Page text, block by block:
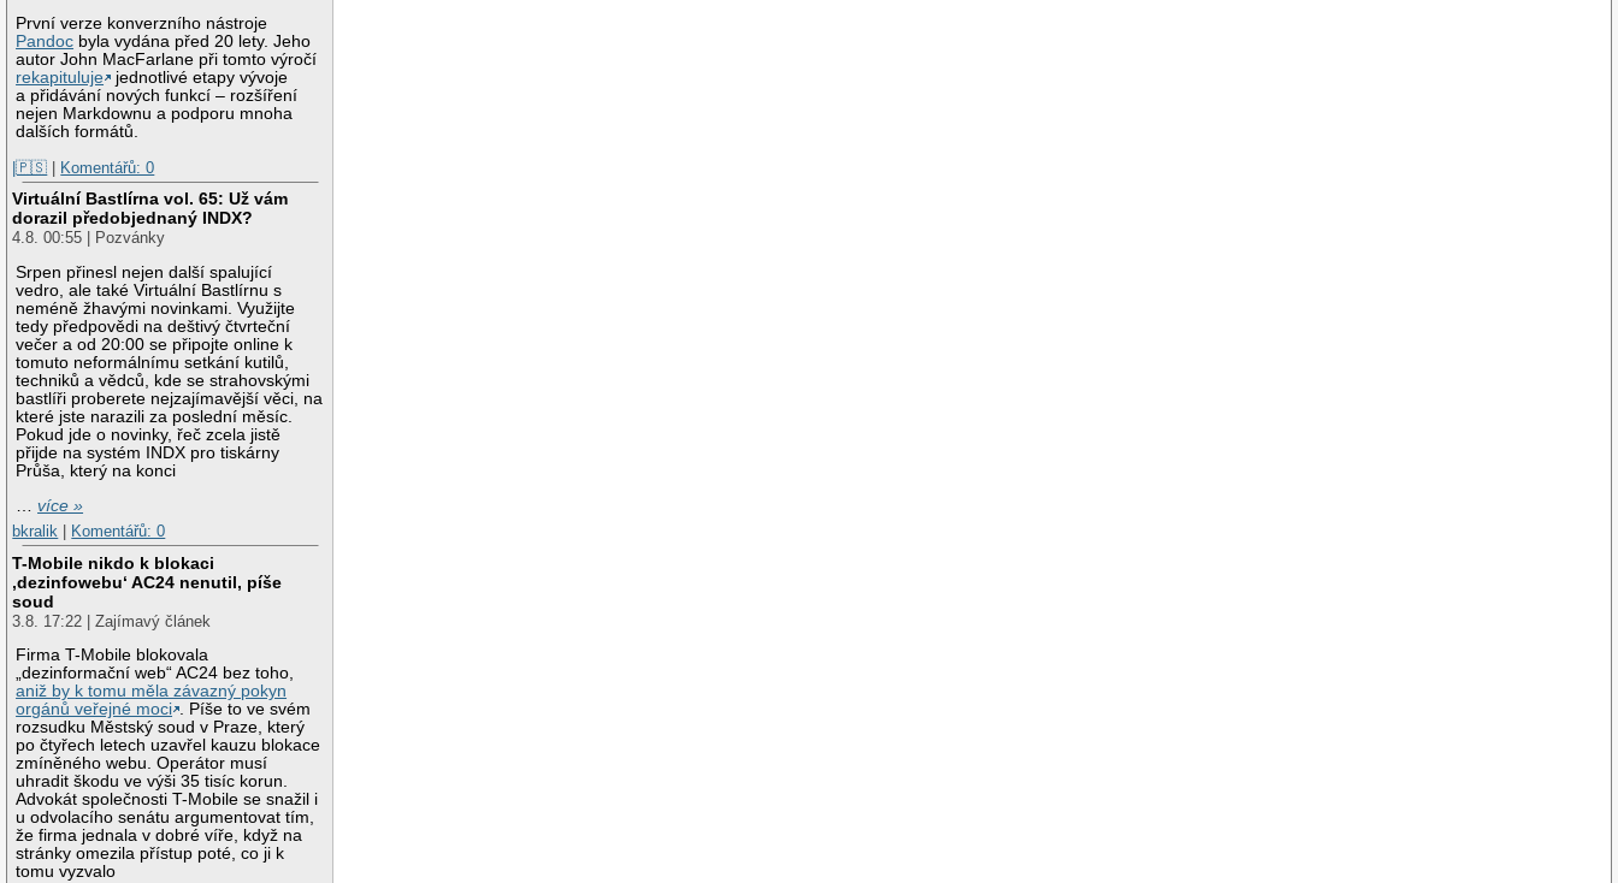
První verze konverzního nástroje
Pandoc byla vydána před 20 lety. Jeho
autor John MacFarlane při tomto výročí
rekapituluje
jednotlivé etapy vývoje
a přidávání nových funkcí – rozšíření
nejen Markdownu a podporu mnoha
dalších formátů.
|🇵🇸 | Komentářů: 0
Virtuální Bastlírna vol. 65: Už vám
dorazil předobjednaný INDX?
4.8. 00:55 | Pozvánky
Srpen přinesl nejen další spalující
vedro, ale také Virtuální Bastlírnu s
neméně žhavými novinkami. Využijte
tedy předpovědi na deštivý čtvrteční
večer a od 20:00 se připojte online k
tomuto neformálnímu setkání kutilů,
techniků a vědců, kde se strahovskými
bastlíři proberete nejzajímavější věci, na
které jste narazili za poslední měsíc.
Pokud jde o novinky, řeč zcela jistě
přijde na systém INDX pro tiskárny
Průša, který na konci
…více »
bkralik
Komentářů: 0
T-Mobile nikdo k blokaci
‚dezinfowebu‘ AC24 nenutil, píše
soud
3.8. 17:22 | Zajímavý článek
Firma T-Mobile blokovala
„dezinformační web“ AC24 bez toho,
aniž by k tomu měla závazný pokyn
orgánů veřejné moci . Píše to ve svém
rozsudku Městský soud v Praze, který
po čtyřech letech uzavřel kauzu blokace
zmíněného webu. Operátor musí
uhradit škodu ve výši 35 tisíc korun.
Advokát společnosti T-Mobile se snažil i
u odvolacího senátu argumentovat tím,
že firma jednala v dobré víře, když na
stránky omezila přístup poté, co ji k
tomu vyzvalo